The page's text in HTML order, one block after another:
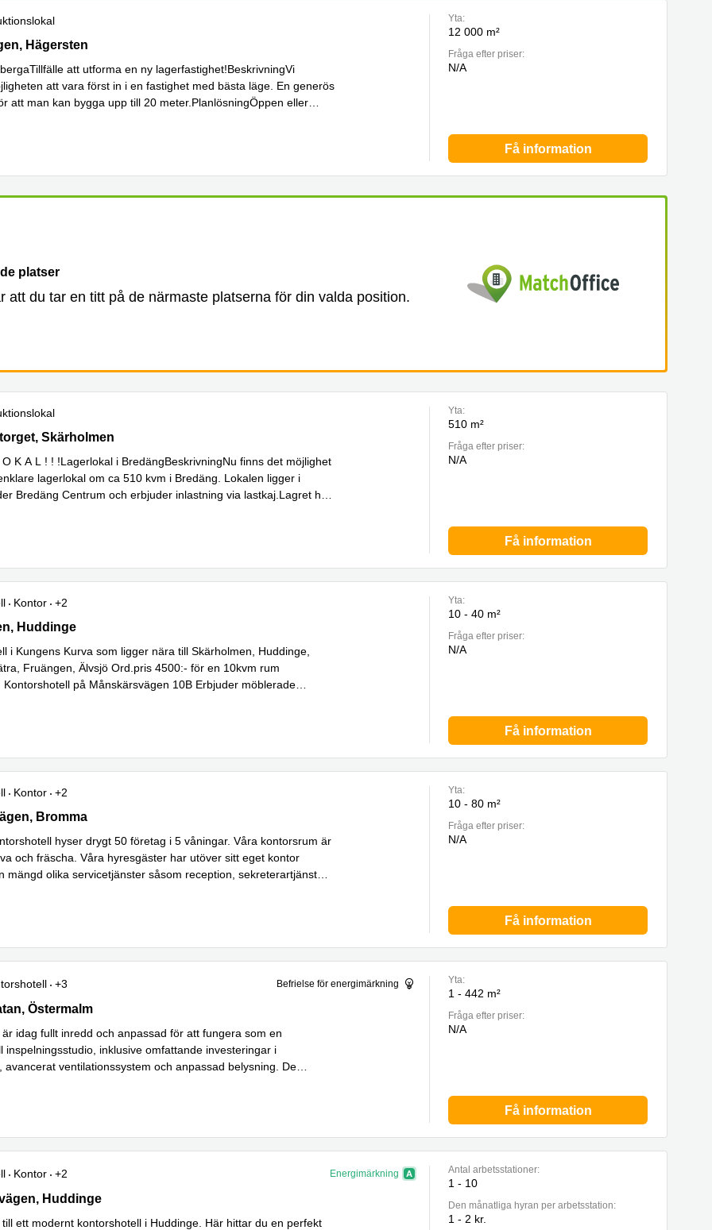
79-81, Hägersten
Hägersten
att utforma en ny lagerfastighet!BeskrivningVi
att vara först in i en fastighet med bästa läge. En generös
att man kan bygga upp till 20 meter.PlanlösningÖppen eller
Yta:
12 000 m²
Fråga efter priser:
N/A
Få information
platser
att du tar en titt på de närmaste platserna för din valda position.
1, Skärholmen
Skärholmen
O K A L ! ! !Lagerlokal i BredängBeskrivningNu finns det möjlighet
lagerlokal om ca 510 kvm i Bredäng. Lokalen ligger i
Bredäng Centrum och erbjuder inlastning via lastkaj.Lagret har
Yta:
510 m²
Fråga efter priser:
N/A
Få information
Kontor
+2
8, Huddinge
Huddinge
i Kungens Kurva som ligger nära till Skärholmen, Huddinge,
Fruängen, Älvsjö Ord.pris 4500:- för en 10kvm rum
Kontorshotell på Månskärsvägen 10B Erbjuder möblerade
Yta:
10 - 40 m²
Fråga efter priser:
N/A
Få information
Kontor
+2
28, Bromma
Bromma
hyser drygt 50 företag i 5 våningar. Våra kontorsrum är
och fräscha. Våra hyresgäster har utöver sitt eget kontor
mängd olika servicetjänster såsom reception, sekreterartjänst
Yta:
10 - 80 m²
Fråga efter priser:
N/A
Få information
+3 Befrielse för energimärkning
3, Östermalm
Östermalm
är idag fullt inredd och anpassad för att fungera som en
inspelningsstudio, inklusive omfattande investeringar i
avancerat ventilationssystem och anpassad belysning. De
Yta:
1 - 442 m²
Fråga efter priser:
N/A
Få information
Kontor +2 Energimärkning
10B, Huddinge
Huddinge
ett modernt kontorshotell i Huddinge. Här hittar du en perfekt
Antal arbetsstationer:
1 - 10
Den månatliga hyran per arbetsstation:
1 - 2 kr.